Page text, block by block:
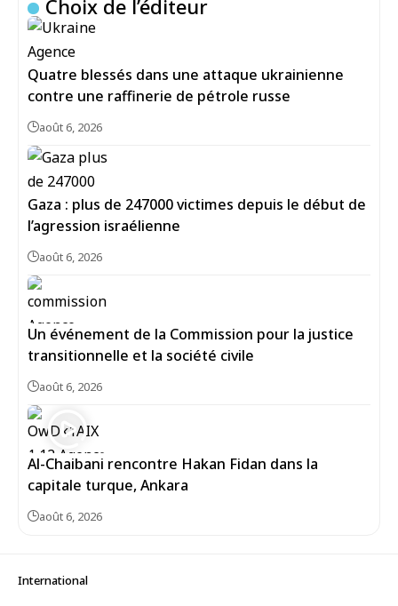
Choix de l’éditeur
Quatre blessés dans une attaque ukrainienne
contre une raffinerie de pétrole russe
août 6, 2026
Gaza : plus de 247000 victimes depuis le début de
l’agression israélienne
août 6, 2026
Un événement de la Commission pour la justice
transitionnelle et la société civile
août 6, 2026
Al-Chaibani rencontre Hakan Fidan dans la
capitale turque, Ankara
août 6, 2026
International